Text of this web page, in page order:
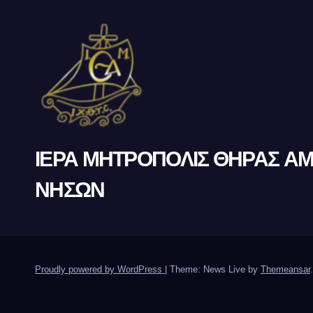
ΙΕΡΑ ΜΗΤΡΟΠΟΛΙΣ ΘΗΡΑΣ
ΝΗΣΩΝ
Proudly powered by WordPress Theme: News Live by Themeansar.